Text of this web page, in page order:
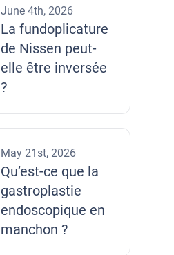
June 4th, 2026
La fundoplicature
de Nissen peut-
elle être inversée
?
May 21st, 2026
Qu’est-ce que la
gastroplastie
endoscopique en
manchon ?